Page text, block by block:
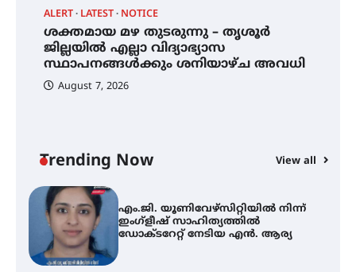
ALERT LATEST NOTICE
ശക്തമായ മഴ തുടരുന്നു – തൃശൂർ
ജില്ലയിൽ എല്ലാ വിദ്യാഭ്യാസ
സ്ഥാപനങ്ങൾക്കും ശനിയാഴ്ച അവധി
August 7, 2026
Trending Now View all
ശക്തമായ മഴ തുടരുന്നു – തൃശൂർ
ജില്ലയിൽ എല്ലാ വിദ്യാഭ്യാസ
സ്ഥാപനങ്ങൾക്കും ശനിയാഴ്ച
അവധി
ട്യുണീഷ്യൻ ചിത്രം ” ദി വോയിസ്
ഓഫ് ഹിന്ദ് റജബ് ” ഇരിങ്ങാലക്കുട
ഫിലിം സൊസൈറ്റി ആഗസ്റ്റ് 7
വെള്ളിയാഴ്ച സ്‌ക്രീൻ ചെയ്യുന്നു